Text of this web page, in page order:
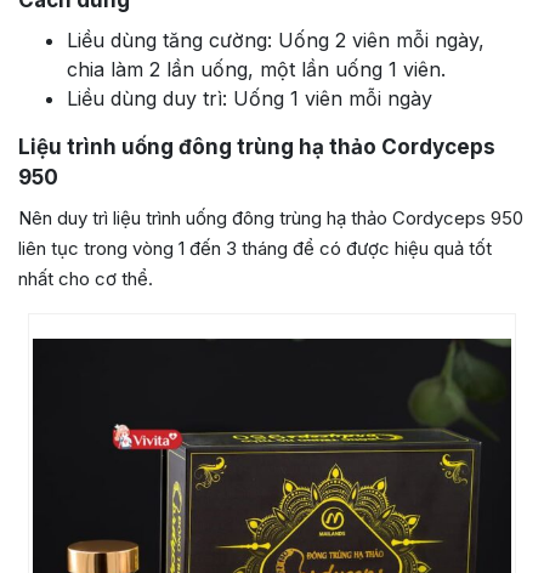
Liều dùng tăng cường: Uống 2 viên mỗi ngày,
chia làm 2 lần uống, một lần uống 1 viên.
Liều dùng duy trì: Uống 1 viên mỗi ngày
Liệu trình uống đông trùng hạ thảo Cordyceps
950
Nên duy trì liệu trình uống đông trùng hạ thảo Cordyceps 950
liên tục trong vòng 1 đến 3 tháng để có được hiệu quả tốt
nhất cho cơ thể.